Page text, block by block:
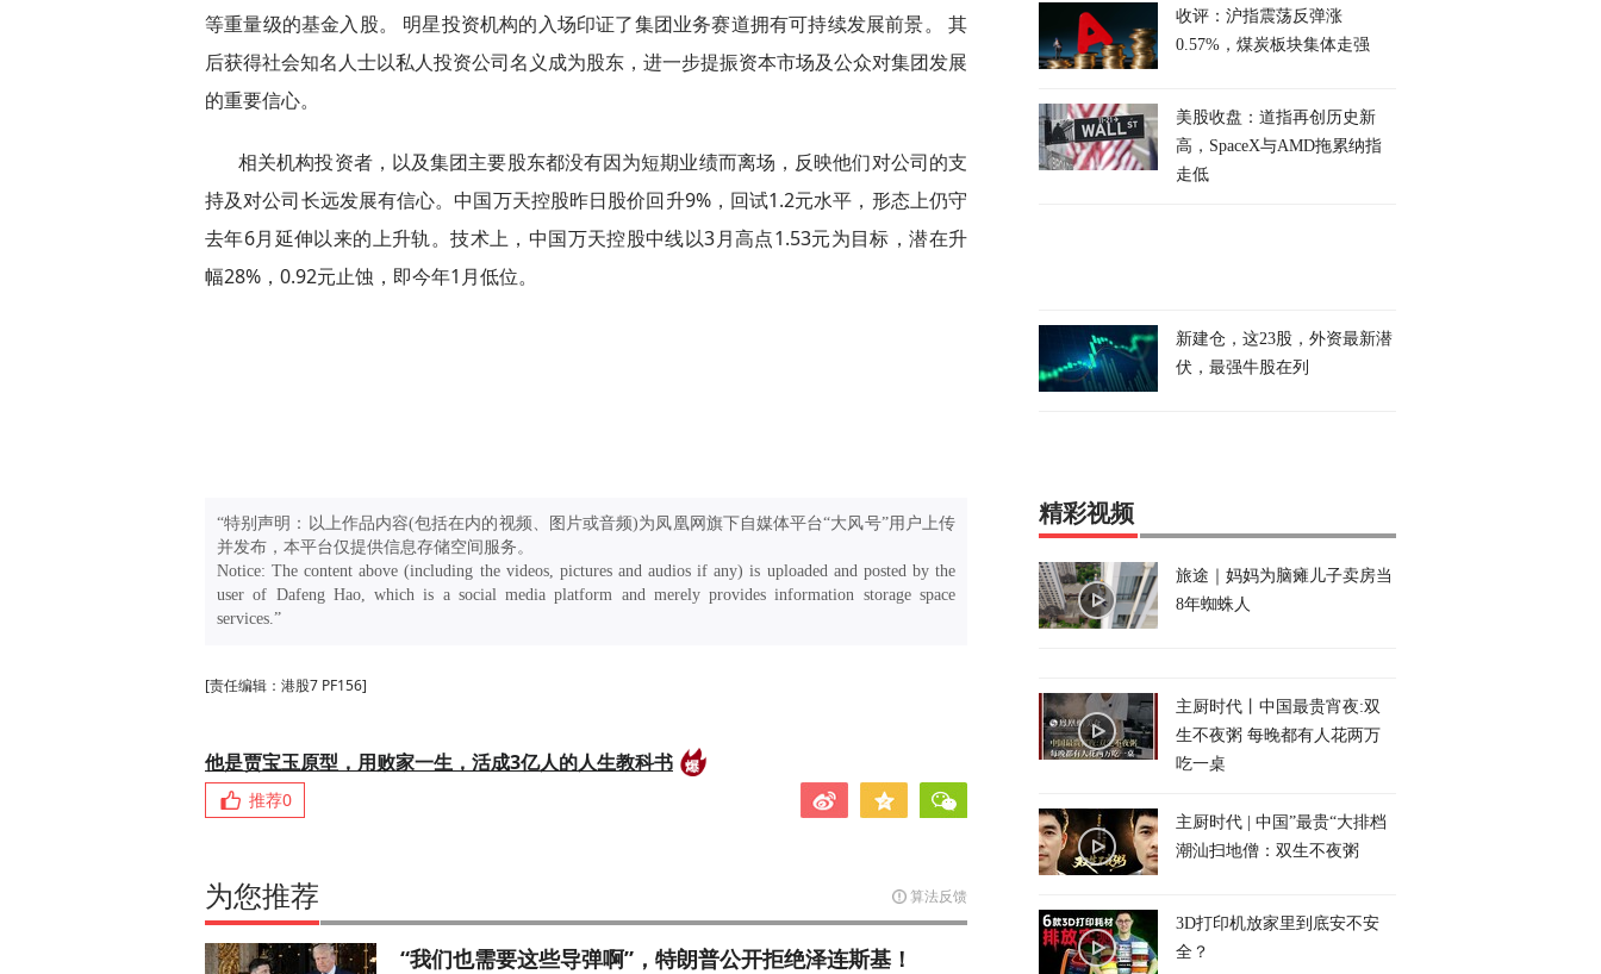
等重量级的基金入股。 明星投资机构的入场印证了集团业务赛道拥有可持续发展前景。 其
后获得社会知名人士以私人投资公司名义成为股东，进一步提振资本市场及公众对集团发展
的重要信心。
相关机构投资者，以及集团主要股东都没有因为短期业绩而离场，反映他们对公司的支
持及对公司长远发展有信心。中国万天控股昨日股价回升9%，回试1.2元水平，形态上仍守
去年6月延伸以来的上升轨。技术上，中国万天控股中线以3月高点1.53元为目标，潜在升
幅28%，0.92元止蚀，即今年1月低位。
“特别声明：以上作品内容(包括在内的视频、图片或音频)为凤凰网旗下自媒体平台“大风号”用户上传
并发布，本平台仅提供信息存储空间服务。
Notice: The content above (including the videos, pictures and audios if any) is uploaded and posted by the
user of Dafeng Hao, which is a social media platform and merely provides information storage space
services.”
[责任编辑：港股7 PF156]
他是贾宝玉原型，用败家一生，活成3亿人的人生教科书
推荐0
为您推荐 算法反馈
“我们也需要这些导弹啊”，特朗普公开拒绝泽连斯基！
收评：沪指震荡反弹涨
0.57%，煤炭板块集体走强
美股收盘：道指再创历史新
高，SpaceX与AMD拖累纳指
走低
新建仓，这23股，外资最新潜
伏，最强牛股在列
精彩视频
旅途｜妈妈为脑瘫儿子卖房当
8年蜘蛛人
主厨时代丨中国最贵宵夜:双
生不夜粥 每晚都有人花两万
吃一桌
主厨时代 | 中国”最贵“大排档
潮汕扫地僧：双生不夜粥
3D打印机放家里到底安不安
全？